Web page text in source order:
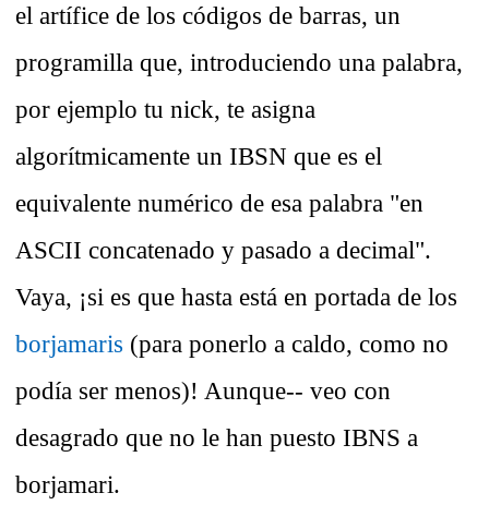
el artífice de los códigos de barras, un
programilla que, introduciendo una palabra,
por ejemplo tu nick, te asigna
algorítmicamente un IBSN que es el
equivalente numérico de esa palabra "en
ASCII concatenado y pasado a decimal".
Vaya, ¡si es que hasta está en portada de los
borjamaris (para ponerlo a caldo, como no
podía ser menos)! Aunque-- veo con
desagrado que no le han puesto IBNS a
borjamari.